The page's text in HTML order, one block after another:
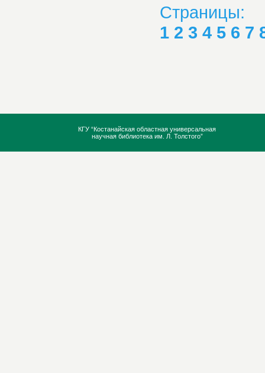
Страницы:
1 2 3 4 5 6 7
КГУ “Костанайская областная универсальная
научная библиотека им. Л. Толстого”